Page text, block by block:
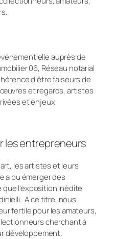
auprès de
06, Réseau notarial
d’être faiseurs de
et regards, artistes
et enjeux
les entrepreneurs
les artistes et leurs
a pu émerger des
l’exposition inédite
. A ce titre, nous
fertile pour les amateurs,
cherchant à
développement.